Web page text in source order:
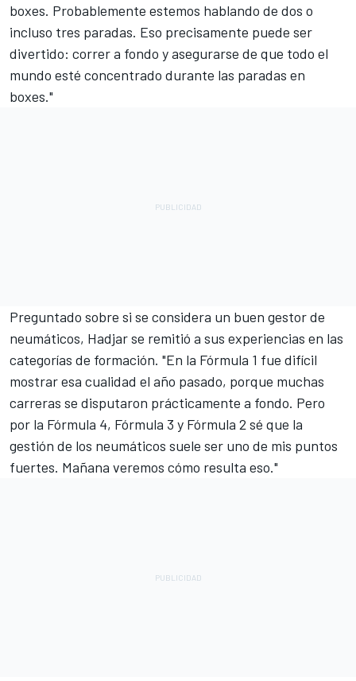
boxes. Probablemente estemos hablando de dos o
incluso tres paradas. Eso precisamente puede ser
divertido: correr a fondo y asegurarse de que todo el
mundo esté concentrado durante las paradas en
boxes."
Preguntado sobre si se considera un buen gestor de
neumáticos, Hadjar se remitió a sus experiencias en las
categorías de formación. "En la Fórmula 1 fue difícil
mostrar esa cualidad el año pasado, porque muchas
carreras se disputaron prácticamente a fondo. Pero
por la Fórmula 4, Fórmula 3 y Fórmula 2 sé que la
gestión de los neumáticos suele ser uno de mis puntos
fuertes. Mañana veremos cómo resulta eso."